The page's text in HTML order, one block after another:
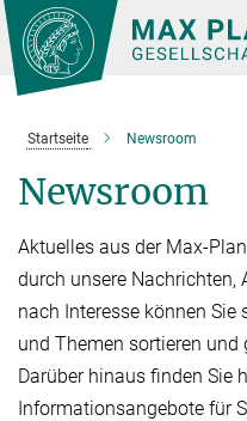
Hauptinhalt
Startseite Newsroom
Newsroom
Aktuelles aus der Max-
durch unsere Nachrichten,
nach Interesse können
und Themen sortieren
Darüber hinaus finden Sie
Informationsangebote für